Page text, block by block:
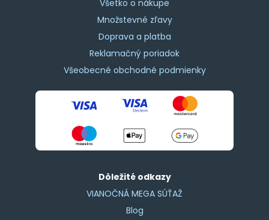
Všetko o nákupe
Množstevné zľavy
Doprava a platba
Reklamačný poriadok
Všeobecné obchodné podmienky
Dôležité odkazy
VIANOČNÁ MEGA SÚŤAŽ
Blog